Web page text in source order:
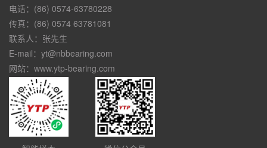
电话：(86) 0574-63780228
传真：(86) 0574 63781081
联系人：张先生
E-mail：yt@nbbearing.com
网站：www.ytp-bearing.com